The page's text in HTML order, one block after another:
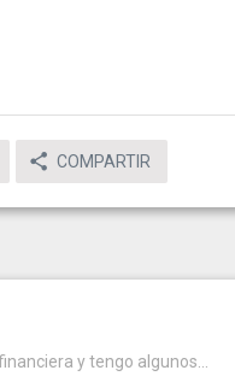
COMPARTIR
y tengo algunos...